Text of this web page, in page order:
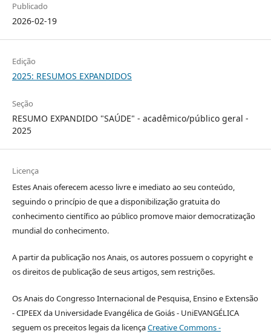
Publicado
2026-02-19
Edição
2025: RESUMOS EXPANDIDOS
Seção
RESUMO EXPANDIDO "SAÚDE" - acadêmico/público geral -
2025
Licença
Estes Anais oferecem acesso livre e imediato ao seu conteúdo,
seguindo o princípio de que a disponibilização gratuita do
conhecimento científico ao público promove maior democratização
mundial do conhecimento.
A partir da publicação nos Anais, os autores possuem o copyright e
os direitos de publicação de seus artigos, sem restrições.
Os Anais do Congresso Internacional de Pesquisa, Ensino e Extensão
- CIPEEX da Universidade Evangélica de Goiás - UniEVANGÉLICA
seguem os preceitos legais da licençaCreative Commons -